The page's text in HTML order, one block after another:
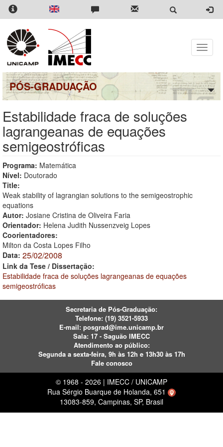
Pular
para
conteúdo
principal
Toggle
PÓS-GRADUAÇÃO
Estabilidade fraca de soluções
lagrangeanas de equações
semigeostróficas
Programa: Matemática
Nível: Doutorado
Title:
Weak stability of lagrangian solutions to the semigeostrophic
equations
Autor: Josiane Cristina de Oliveira Faria
Orientador: Helena Judith Nussenzveig Lopes
Coorientadores:
Milton da Costa Lopes Filho
Data: 25/02/2008
Link da Tese / Dissertação:
Estabilidade fraca de soluções lagrangeanas de equações
semigeostróficas
Secretaria de Pós-Graduação:
Telefone: (19) 3521-5933
E-mail: posgrad@ime.unicamp.br
Sala: 17 - Saguão IMECC
Atendimento ao público:
Segunda a sexta-feira, 9h às 12h e 13h30 às 17h
Fale conosco
© 1968 - 2026 | IMECC / UNICAMP
Rua Sérgio Buarque de Holanda, 651
13083-859, Campinas, SP, Brasil